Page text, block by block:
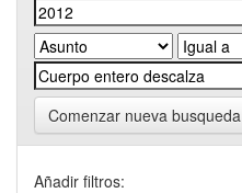
Comenzar nueva busqueda
Añadir filtros: